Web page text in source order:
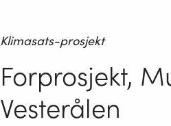
Klimasats-prosjekt
Forprosjekt,
Vesterålen